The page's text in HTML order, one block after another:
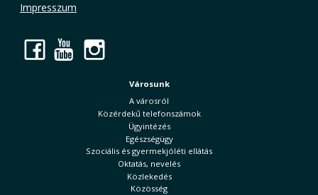
Impresszum
Facebook
YouTube
Városunk
A városról
Közérdekű telefonszámok
Ügyintézés
Egészségügy
Szociális és gyermekjóléti ellátás
Oktatás, nevelés
Közlekedés
Közösség